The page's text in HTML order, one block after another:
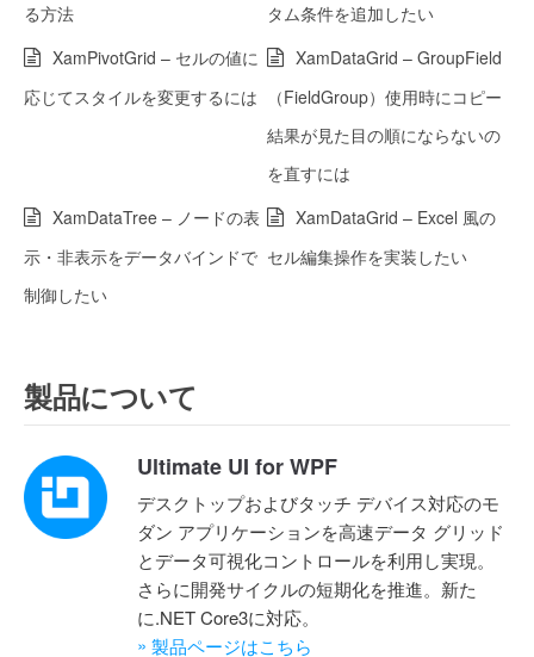
る方法
タム条件を追加したい
XamPivotGrid – セルの値に
応じてスタイルを変更するには
XamDataGrid – GroupField
（FieldGroup）使用時にコピー
結果が見た目の順にならないの
を直すには
XamDataTree – ノードの表
示・非表示をデータバインドで
制御したい
XamDataGrid – Excel 風の
セル編集操作を実装したい
製品について
Ultimate UI for WPF
デスクトップおよびタッチ デバイス対応のモ
ダン アプリケーションを高速データ グリッド
とデータ可視化コントロールを利用し実現。
さらに開発サイクルの短期化を推進。新た
に.NET Core3に対応。
» 製品ページはこちら